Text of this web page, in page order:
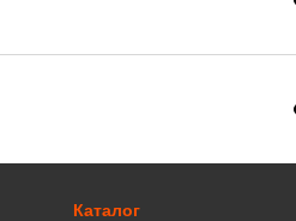
Каталог